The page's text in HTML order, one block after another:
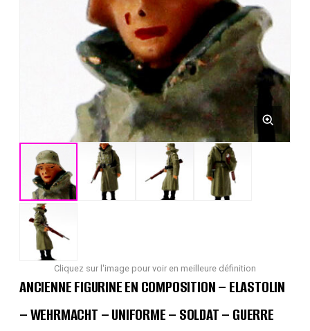
Cliquez sur l'image pour voir en meilleure définition
ANCIENNE FIGURINE EN COMPOSITION – ELASTOLIN
– WEHRMACHT – UNIFORME – SOLDAT – GUERRE